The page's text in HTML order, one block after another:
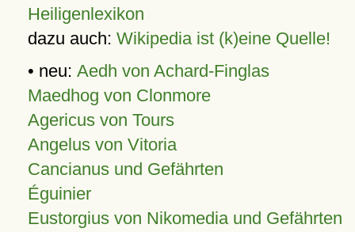
Heiligenlexikon
dazu auch: Wikipedia ist (k)eine Quelle!
• neu: Aedh von Achard-Finglas
Maedhog von Clonmore
Agericus von Tours
Angelus von Vitoria
Cancianus und Gefährten
Éguinier
Eustorgius von Nikomedia und Gefährten